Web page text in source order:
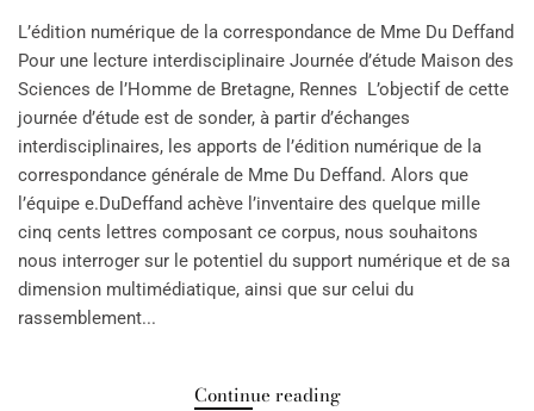
L’édition numérique de la correspondance de Mme Du Deffand
Pour une lecture interdisciplinaire Journée d’étude Maison des
Sciences de l’Homme de Bretagne, Rennes L’objectif de cette
journée d’étude est de sonder, à partir d’échanges
interdisciplinaires, les apports de l’édition numérique de la
correspondance générale de Mme Du Deffand. Alors que
l’équipe e.DuDeffand achève l’inventaire des quelque mille
cinq cents lettres composant ce corpus, nous souhaitons
nous interroger sur le potentiel du support numérique et de sa
dimension multimédiatique, ainsi que sur celui du
rassemblement...
Continue reading